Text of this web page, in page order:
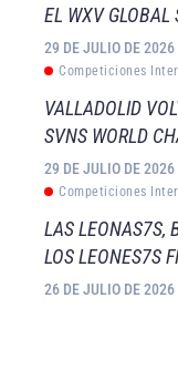
EL WXV GLOBAL
29 DE JULIO DE 2026
Competiciones
VALLADOLID
SVNS WORLD
29 DE JULIO DE 2026
Competiciones
LAS LEONAS7S,
LOS LEONES7S
26 DE JULIO DE 2026